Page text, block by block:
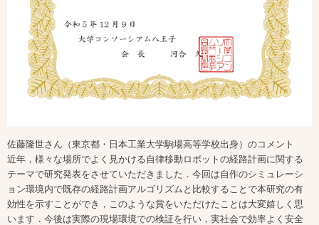
佐藤隆世さん（東京都・日本工業大学駒場高等学校出身）のコメント
近年，様々な場所でよく見かける自律移動ロボットの経路計画に関する
テーマで研究発表をさせていただきました．今回は自作のシミュレーシ
ョン環境内で既存の経路計画アルゴリズムと比較することで本研究の有
効性を示すことができ，このような賞をいただけたことは大変嬉しく思
います．今後は実際の現場環境での検証を行い，実社会で効率よく安全